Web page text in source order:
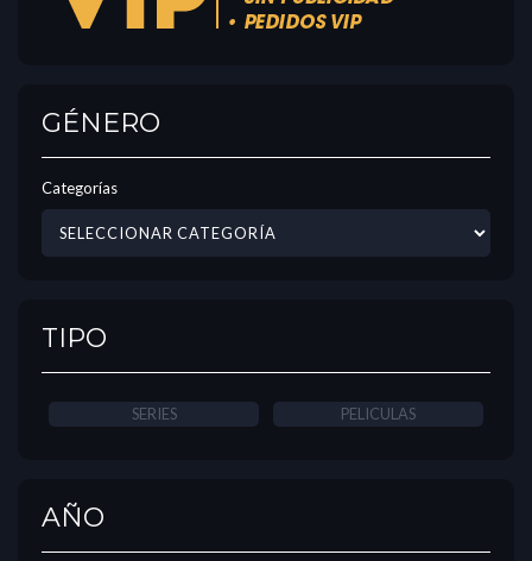
GÉNERO
Categorías
TIPO
SERIES PELICULAS
AÑO